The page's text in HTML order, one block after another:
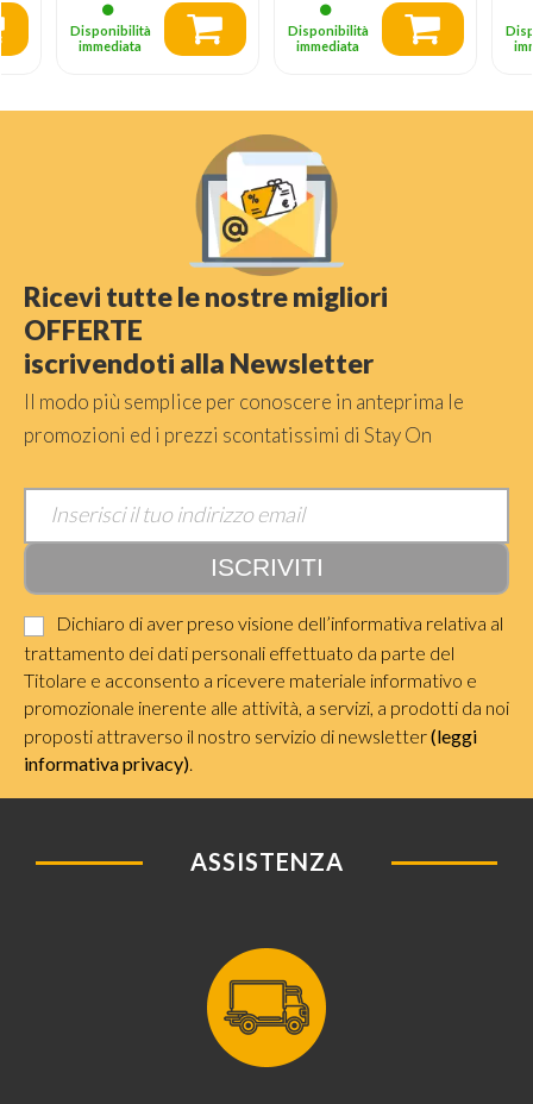
Disponibilità
immediata
Disponibilità
immediata
Ricevi tutte le nostre migliori
OFFERTE
iscrivendoti alla Newsletter
Il modo più semplice per conoscere in anteprima le
promozioni ed i prezzi scontatissimi di Stay On
Dichiaro di aver preso visione dell’informativa relativa al
trattamento dei dati personali effettuato da parte del
Titolare e acconsento a ricevere materiale informativo e
promozionale inerente alle attività, a servizi, a prodotti da noi
proposti attraverso il nostro servizio di newsletter(leggi
informativa privacy)
ASSISTENZA